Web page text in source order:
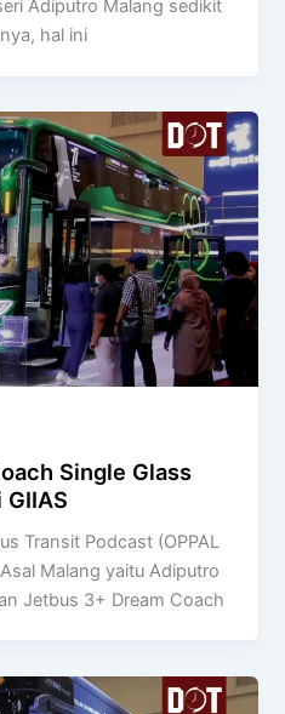
Adiputro Malang sedikit
hal ini
Single Glass
Transit Podcast (OPPAL
Malang yaitu Adiputro
Jetbus 3+ Dream Coach